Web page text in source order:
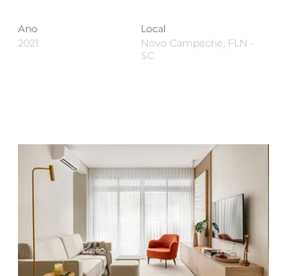
Ano
2021
Local
Novo Campeche, FLN -
SC